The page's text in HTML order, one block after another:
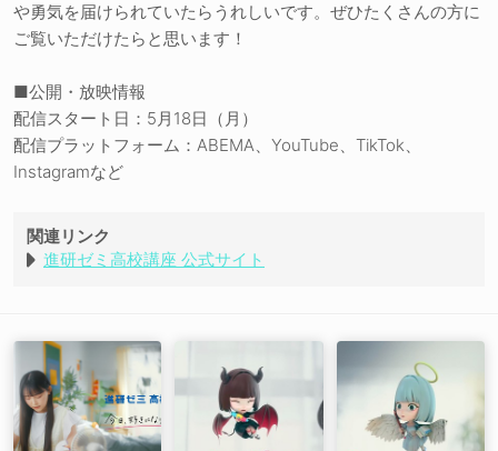
や勇気を届けられていたらうれしいです。ぜひたくさんの方に
ご覧いただけたらと思います！
■公開・放映情報
配信スタート日：5月18日（月）
配信プラットフォーム：ABEMA、YouTube、TikTok、
Instagramなど
関連リンク
進研ゼミ高校講座 公式サイト